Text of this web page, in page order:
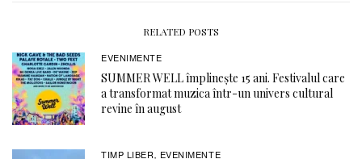
RELATED POSTS
EVENIMENTE
SUMMER WELL împlinește 15 ani. Festivalul care
a transformat muzica într-un univers cultural
revine în august
TIMP LIBER , EVENIMENTE